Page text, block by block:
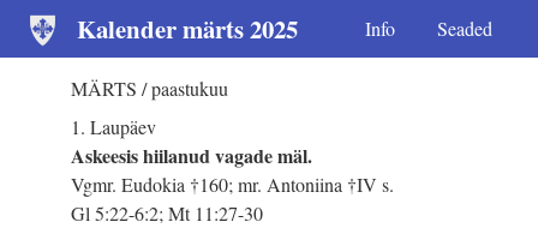
Kalender märts 2025 Info Seaded
MÄRTS / paastukuu
1. Laupäev
Askeesis hiilanud vagade mäl.
Vgmr. Eudokia †160; mr. Antoniina †IV s.
Gl 5:22-6:2; Mt 11:27-30